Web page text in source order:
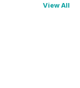
View All